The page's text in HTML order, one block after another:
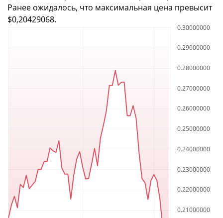
Ранее ожидалось, что максимальная цена превысит
$0,20429068.